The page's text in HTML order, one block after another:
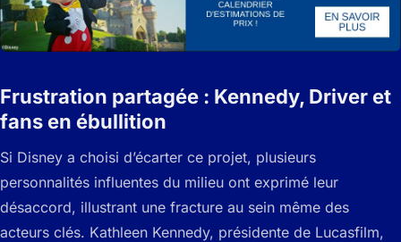
Frustration partagée : Kennedy, Driver et
fans en ébullition
Si Disney a choisi d’écarter ce projet, plusieurs
personnalités influentes du milieu ont exprimé leur
désaccord, illustrant une fracture au sein même des
acteurs clés. Kathleen Kennedy, présidente de Lucasfilm,